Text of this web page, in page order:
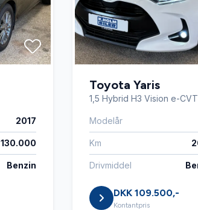
Træthedsregistrering
2017
130.000
Benzin
Toyota Yaris
1,5 Hybrid H3 Vision e-CVT
Modelår
Km
Drivmiddel
DKK 109.500,-
Kontantpris